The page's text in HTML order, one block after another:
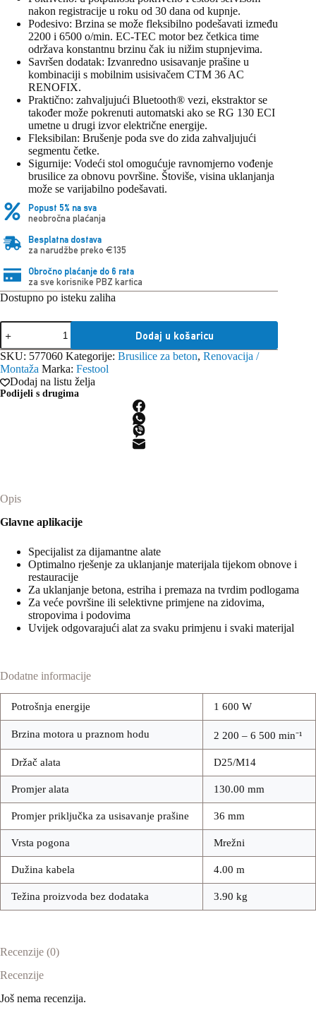
nakon registracije u roku od 30 dana od kupnje.
Podesivo: Brzina se može fleksibilno podešavati između
2200 i 6500 o/min. EC-TEC motor bez četkica time
održava konstantnu brzinu čak iu nižim stupnjevima.
Savršen dodatak: Izvanredno usisavanje prašine u
kombinaciji s mobilnim usisivačem CTM 36 AC
RENOFIX.
Praktično: zahvaljujući Bluetooth® vezi, ekstraktor se
također može pokrenuti automatski ako se RG 130 ECI
umetne u drugi izvor električne energije.
Fleksibilan: Brušenje poda sve do zida zahvaljujući
segmentu četke.
Sigurnije: Vodeći stol omogućuje ravnomjerno vođenje
brusilice za obnovu površine. Štoviše, visina uklanjanja
može se varijabilno podešavati.
Popust 5% na sva
neobročna plaćanja
Besplatna dostava
za narudžbe preko €135
Obročno plaćanje do 6 rata
za sve korisnike PBZ kartica
Dostupno po isteku zaliha
Festool
Brusilice
za
površinsku
restauraciju
RENOFIX
RG
Dodaj u košaricu
SKU: 577060 Kategorije: Brusilice za beton, Renovacija /
Montaža Marka: Festool
Dodaj na listu želja
Podijeli s drugima
Opis
Glavne aplikacije
Specijalist za dijamantne alate
Optimalno rješenje za uklanjanje materijala tijekom obnove i
restauracije
Za uklanjanje betona, estriha i premaza na tvrdim podlogama
Za veće površine ili selektivne primjene na zidovima,
stropovima i podovima
Uvijek odgovarajući alat za svaku primjenu i svaki materijal
Dodatne informacije
Potrošnja energije 1 600 W
Brzina motora u praznom hodu 2 200 – 6 500 min⁻¹
Držač alata D25/M14
Promjer alata 130.00 mm
Promjer priključka za usisavanje prašine 36 mm
Vrsta pogona Mrežni
Dužina kabela 4.00 m
Težina proizvoda bez dodataka 3.90 kg
Recenzije (0)
Recenzije
Još nema recenzija.